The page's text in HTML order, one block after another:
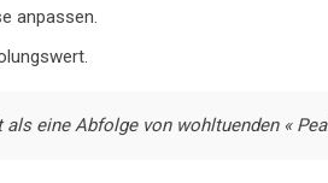
anpassen.
eine Abfolge von wohltuenden «